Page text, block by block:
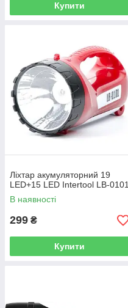
Купити
Ліхтар акумуляторний 19
LED+15 LED Intertool LB-0101
В наявності
299 ₴
Купити